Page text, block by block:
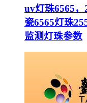
uv灯珠6565
瓷6565灯珠
监测灯珠参数